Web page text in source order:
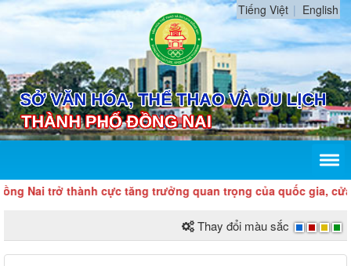
Tiếng Việt English
trở thành cực tăng trưởng quan trọng của quốc gia, cửa
Thay đổi màu sắc